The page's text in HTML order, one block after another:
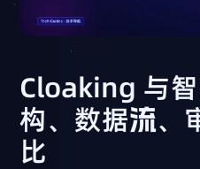
Cloaking 与
构、数据流、
比